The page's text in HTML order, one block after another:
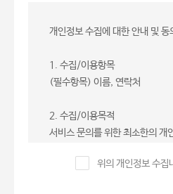
개인정보 수집에 대한 안내 및 동
1. 수집/이용항목
(필수항목) 이름, 연락처
2. 수집/이용목적
서비스 문의를 위한 최소한의 개
되지 않습니다.위의 개인정보 수집